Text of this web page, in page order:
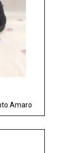
Amaro